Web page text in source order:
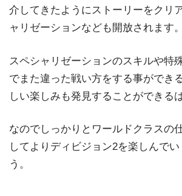
介してきたようにストーリーをクリ
ャリゼーションなども開放されます。
スペシャリゼーションのスキルや特
でまた違った戦い方をする事ができ
しい楽しみも発見することができる
なのでしっかりとワールドクラスの
してよりディビジョン2を楽しんで
う。